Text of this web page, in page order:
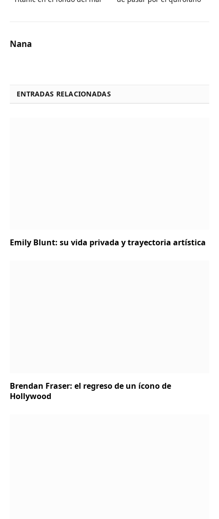
Nana
ENTRADAS RELACIONADAS
Emily Blunt: su vida privada y trayectoria artística
Brendan Fraser: el regreso de un ícono de
Hollywood